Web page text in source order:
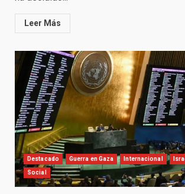
Leer Más
Destacado Guerra en Gaza Internacional
Social